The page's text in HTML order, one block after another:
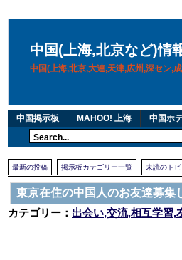
中国(上海,北京など)情
中国(上海,北京,大連,天津,広州,深セン,
中国掲示板 MAHOO! 上海 中国ホ
最新の投稿 掲示板カテゴリー一覧 未読のトピ
東京在住の中国人のお友達募集
カテゴリー： 出会い,交流,相互学習,